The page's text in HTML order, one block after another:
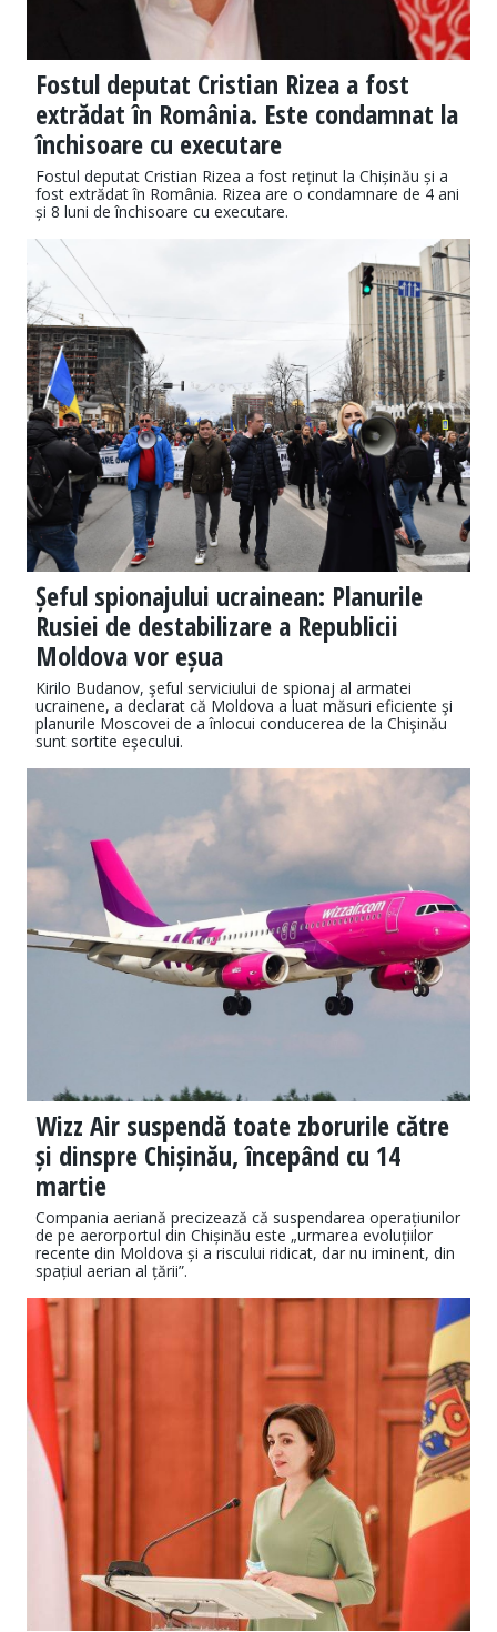
Fostul deputat Cristian Rizea a fost
extrădat în România. Este condamnat la
închisoare cu executare
Fostul deputat Cristian Rizea a fost reținut la Chișinău și a
fost extrădat în România. Rizea are o condamnare de 4 ani
și 8 luni de închisoare cu executare.
Șeful spionajului ucrainean: Planurile
Rusiei de destabilizare a Republicii
Moldova vor eșua
Kirilo Budanov, şeful serviciului de spionaj al armatei
ucrainene, a declarat că Moldova a luat măsuri eficiente şi
planurile Moscovei de a înlocui conducerea de la Chişinău
sunt sortite eşecului.
Wizz Air suspendă toate zborurile către
și dinspre Chișinău, începând cu 14
martie
Compania aeriană precizează că suspendarea operațiunilor
de pe aerorportul din Chișinău este „urmarea evoluțiilor
recente din Moldova și a riscului ridicat, dar nu iminent, din
spațiul aerian al țării”.